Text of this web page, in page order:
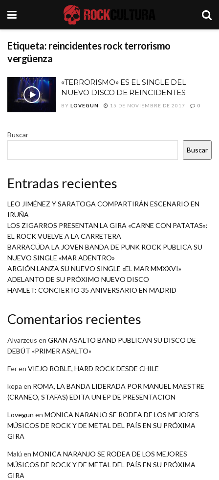
Etiqueta: reincidentes rock terrorismo
vergüenza
«TERRORISMO» ES EL SINGLE DEL
NUEVO DISCO DE REINCIDENTES
BY LOVEGUN 15 DE NOVIEMBRE DE 2017 0
Buscar
Buscar
Entradas recientes
LEO JIMÉNEZ Y SARATOGA COMPARTIRÁN ESCENARIO EN
IRUÑA
LOS ZIGARROS PRESENTAN LA GIRA «CARNE CON PATATAS»:
EL ROCK VUELVE A LA CARRETERA
BARRACÜDA LA JOVEN BANDA DE PUNK ROCK PUBLICA SU
NUEVO SINGLE «MAR ADENTRO»
ARGIÓN LANZA SU NUEVO SINGLE «EL MAR MMXXVI»
ADELANTO DE SU PRÓXIMO NUEVO DISCO
HAMLET: CONCIERTO 35 ANIVERSARIO EN MADRID
Comentarios recientes
Alvarzeus en GRAN ASALTO BAND PUBLICAN SU DISCO DE
DEBÚT «PRIMER ASALTO»
Feren VIEJO ROBLE, HARD ROCK DESDE CHILE
kepa en ROMA, LA BANDA LIDERADA POR MANUEL MAESTRE
(CRANEO, STAFAS) EDITA UN EP DE PRESENTACION
Lovegun en MONICA NARANJO SE RODEA DE LOS MEJORES
MÚSICOS DE ROCK Y DE METAL DEL PAÍS EN SU PRÓXIMA
GIRA
Malú en MONICA NARANJO SE RODEA DE LOS MEJORES
MÚSICOS DE ROCK Y DE METAL DEL PAÍS EN SU PRÓXIMA
GIRA